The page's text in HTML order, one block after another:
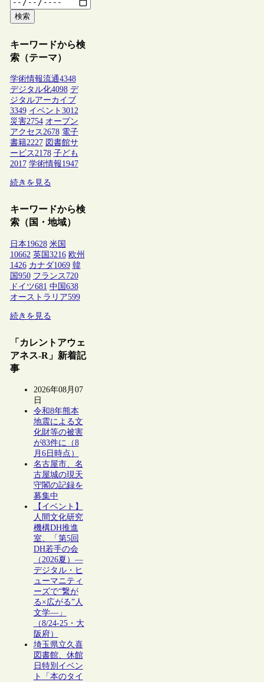
検索
キーワードから検
索（テーマ）
学術情報流通4348
デジタル化4098 デ
ジタルアーカイブ
3349 イベント 3012
災害2754 オープン
アクセス2678 電子
書籍2227 図書館サ
ービス2178 子ども
2017 学術情報1947
続きを見る
キーワードから検
索（国・地域）
日本19628 米国
10662 英国 3216 欧州
1426 カナダ1069 韓
国 950 フランス 720
ドイツ681 中国 638
オーストラリア599
続きを見る
「カレントアウェ
アネス-R」新着記
事
2026年08月07
日
令和8年熊本
地震による文
化財等の被害
が83件に（8
月6日時点）
名古屋市、名
古屋城の現天
守閣の記録を
募集中
【イベント】
人間文化研究
機構DH推進
室、「第5回
DH若手の会
（2026夏）―
デジタル・ヒ
ューマニティ
ーズで“繋が
る×広がる”人
文学―」
（8/24-25・大
阪府）
埼玉県立久喜
図書館、休館
日特別イベン
ト「本のタイ